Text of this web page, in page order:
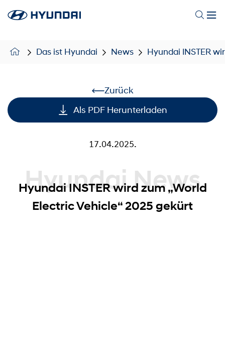
Das ist Hyundai News Hyundai INSTER
Zurück
Als PDF Herunterladen
17.04.2025.
Hyundai News
Hyundai INSTER wird zum „World
Electric Vehicle“ 2025 gekürt